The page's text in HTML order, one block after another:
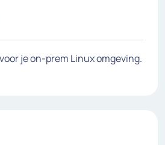
je on-prem Linux omgeving.